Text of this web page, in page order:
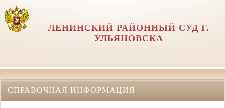
ЛЕНИНСКИЙ РАЙОННЫЙ СУД Г.
УЛЬЯНОВСКА
СПРАВОЧНАЯ ИНФОРМАЦИЯ